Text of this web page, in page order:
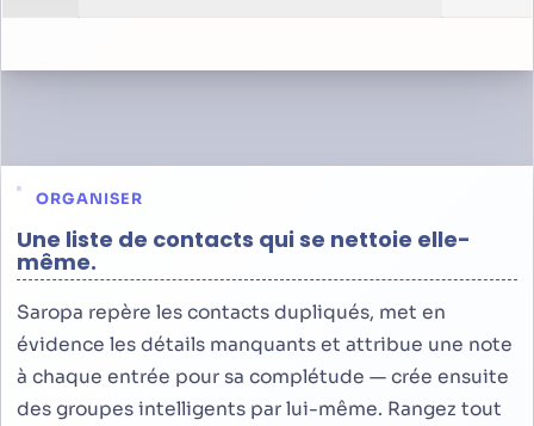
ORGANISER
Une liste de contacts qui se nettoie elle-
même.
Saropa repère les contacts dupliqués, met en
évidence les détails manquants et attribue une note
à chaque entrée pour sa complétude — crée ensuite
des groupes intelligents par lui-même. Rangez tout